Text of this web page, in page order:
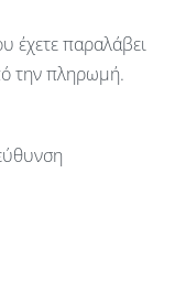
έχετε παραλάβει
την πληρωμή.